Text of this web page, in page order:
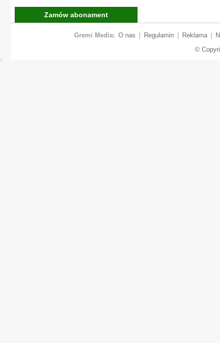
Zamów abonament
Gremi Media: O nas Regulamin Reklama
©